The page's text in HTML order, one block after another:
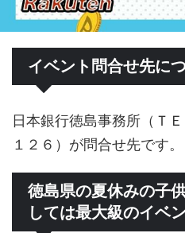
イベント問合せ先に
日本銀行徳島事務所（Ｔ
１２６）が問合せ先です。
徳島県の夏休みの子
しては最大級のイベ